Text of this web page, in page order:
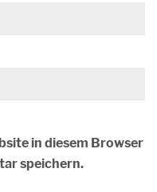
in diesem Browser
speichern.